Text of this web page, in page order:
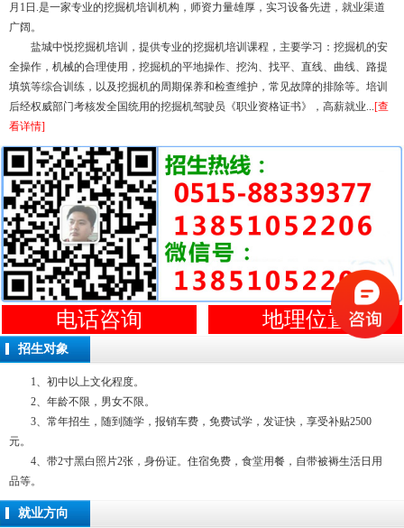
月1日.是一家专业的挖掘机培训机构，师资力量雄厚，实习设备先进，就业渠道
广阔。
盐城中悦挖掘机培训，提供专业的挖掘机培训课程，主要学习：挖掘机的安
全操作，机械的合理使用，挖掘机的平地操作、挖沟、找平、直线、曲线、路提
填筑等综合训练，以及挖掘机的周期保养和检查维护，常见故障的排除等。培训
后经权威部门考核发全国统用的挖掘机驾驶员《职业资格证书》，高薪就业...[查
看详情]
电话咨询 地理位置
招生对象
1、初中以上文化程度。
2、年龄不限，男女不限。
3、常年招生，随到随学，报销车费，免费试学，发证快，享受补贴2500
元。
4、带2寸黑白照片2张，身份证。住宿免费，食堂用餐，自带被褥生活日用
品等。
就业方向